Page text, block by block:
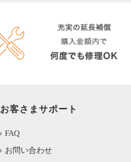
お客さまサポート
FAQ
お問い合わせ